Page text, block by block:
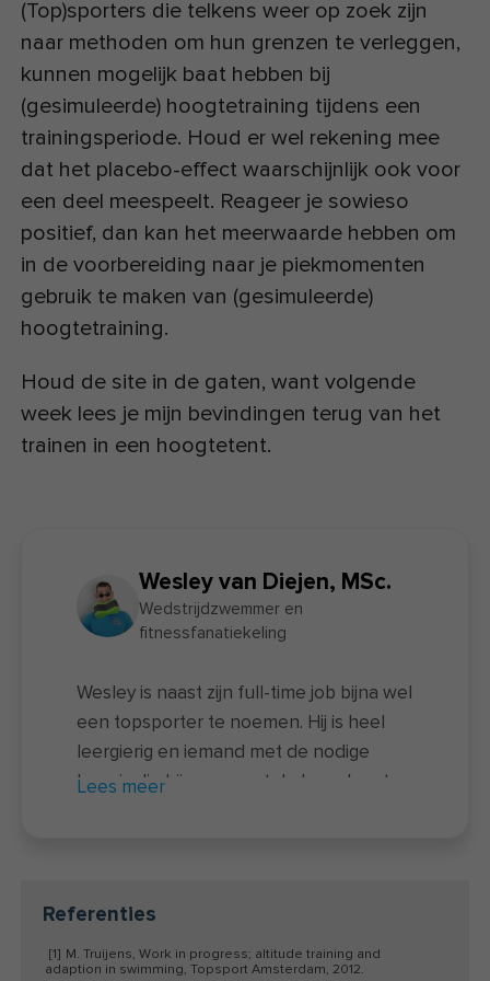
(Top)sporters die telkens weer op zoek zijn
naar methoden om hun grenzen te verleggen,
kunnen mogelijk baat hebben bij
(gesimuleerde) hoogtetraining tijdens een
trainingsperiode. Houd er wel rekening mee
dat het placebo-effect waarschijnlijk ook voor
een deel meespeelt. Reageer je sowieso
positief, dan kan het meerwaarde hebben om
in de voorbereiding naar je piekmomenten
gebruik te maken van (gesimuleerde)
hoogtetraining.
Houd de site in de gaten, want volgende
week lees je mijn bevindingen terug van het
trainen in een hoogtetent.
Wesley van Diejen, MSc.
Wedstrijdzwemmer en
fitnessfanatiekeling
Wesley is naast zijn full-time job bijna wel
een topsporter te noemen. Hij is heel
leergierig en iemand met de nodige
kennis die hij graag met de lezer komt
Lees meer
Referenties
[1] M. Truijens, Work in progress; altitude training and
adaption in swimming, Topsport Amsterdam, 2012.